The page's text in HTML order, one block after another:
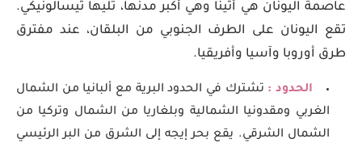
عاصمة اليونان هي أثينا وهي أكبر مدنها، تليها ثيسالونيكي.
تقع اليونان على الطرف الجنوبي من البلقان، عند مفترق
طرق أوروبا وآسيا وأفريقيا.
الحدود : تشترك في الحدود البرية مع ألبانيا من الشمال
الغربي ومقدونيا الشمالية وبلغاريا من الشمال وتركيا من
الشمال الشرقي. يقع بحر إيجه إلى الشرق من البر الرئيسي